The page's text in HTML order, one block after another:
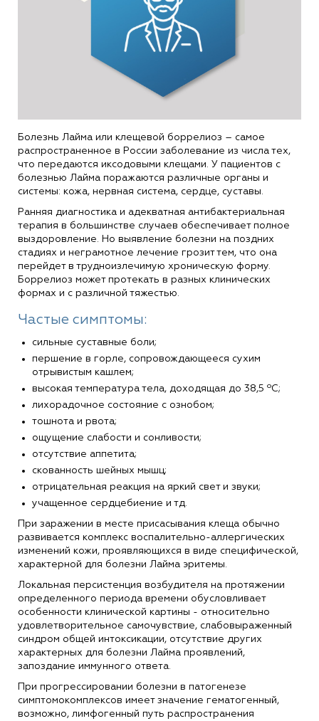
Болезнь Лайма или клещевой боррелиоз – самое
распространенное в России заболевание из числа тех,
что передаются иксодовыми клещами. У пациентов с
болезнью Лайма поражаются различные органы и
системы: кожа, нервная система, сердце, суставы.
Ранняя диагностика и адекватная антибактериальная
терапия в большинстве случаев обеспечивает полное
выздоровление. Но выявление болезни на поздних
стадиях и неграмотное лечение грозит тем, что она
перейдет в трудноизлечимую хроническую форму.
Боррелиоз может протекать в разных клинических
формах и с различной тяжестью.
Частые симптомы:
сильные суставные боли;
першение в горле, сопровождающееся сухим
отрывистым кашлем;
высокая температура тела, доходящая до 38,5 ºС;
лихорадочное состояние с ознобом;
тошнота и рвота;
ощущение слабости и сонливости;
отсутствие аппетита;
скованность шейных мышц;
отрицательная реакция на яркий свет и звуки;
учащенное сердцебиение и тд.
При заражении в месте присасывания клеща обычно
развивается комплекс воспалительно-аллергических
изменений кожи, проявляющихся в виде специфической,
характерной для болезни Лайма эритемы.
Локальная персистенция возбудителя на протяжении
определенного периода времени обусловливает
особенности клинической картины - относительно
удовлетворительное самочувствие, слабовыраженный
синдром общей интоксикации, отсутствие других
характерных для болезни Лайма проявлений,
запоздание иммунного ответа.
При прогрессировании болезни в патогенезе
симптомокомплексов имеет значение гематогенный,
возможно, лимфогенный путь распространения